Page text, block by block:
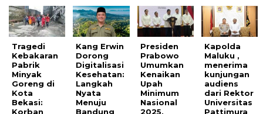
Tragedi
Kebakaran
Pabrik
Minyak
Goreng di
Kota
Bekasi:
Korban
Kang Erwin
Dorong
Digitalisasi
Kesehatan:
Langkah
Nyata
Menuju
Bandung
Presiden
Prabowo
Umumkan
Kenaikan
Upah
Minimum
Nasional
2025,
Kapolda
Maluku ,
menerima
kunjungan
audiens
dari Rektor
Universitas
Pattimura